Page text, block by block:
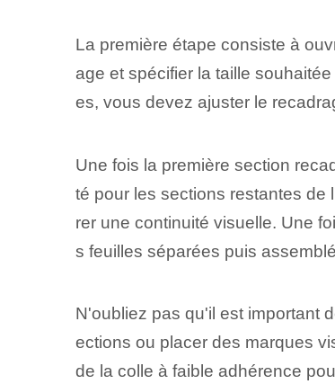
La première étape consiste à
age et spécifier la taille
es, vous devez ajuster le
Une fois la première section
té pour les sections restantes
rer une continuité visuelle. Une
s feuilles séparées puis
N'oubliez pas qu'il est important
ections ou placer des marques
de la colle à faible adhérence